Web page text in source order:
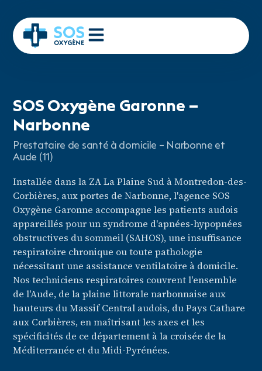
SOS Oxygène Garonne –
Narbonne
Prestataire de santé à domicile – Narbonne et
Aude (11)
Installée dans la ZA La Plaine Sud à Montredon-des-
Corbières, aux portes de Narbonne, l'agence SOS
Oxygène Garonne accompagne les patients audois
appareillés pour un syndrome d'apnées-hypopnées
obstructives du sommeil (SAHOS), une insuffisance
respiratoire chronique ou toute pathologie
nécessitant une assistance ventilatoire à domicile.
Nos techniciens respiratoires couvrent l'ensemble
de l'Aude, de la plaine littorale narbonnaise aux
hauteurs du Massif Central audois, du Pays Cathare
aux Corbières, en maîtrisant les axes et les
spécificités de ce département à la croisée de la
Méditerranée et du Midi-Pyrénées.